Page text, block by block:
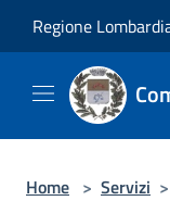
Regione
Home > Servizi >